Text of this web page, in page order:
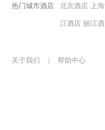
热门城市酒店 北京酒店 上
江酒店 丽江
关于我们
帮助中心